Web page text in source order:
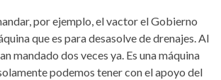
por ejemplo, el vactor el Gobierno
que es para desasolve de drenajes. Al
mandado dos veces ya. Es una máquina
podemos tener con el apoyo del